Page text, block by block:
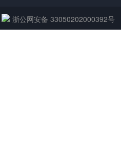
浙公网安备 33050202000392号